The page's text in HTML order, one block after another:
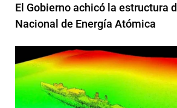
El Gobierno achicó la estructura
Nacional de Energía Atómica